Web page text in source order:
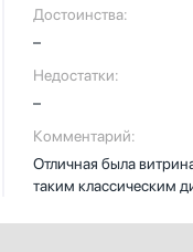
Достоинства:
–
Недостатки:
–
Комментарий:
Отличная была
таким классическим